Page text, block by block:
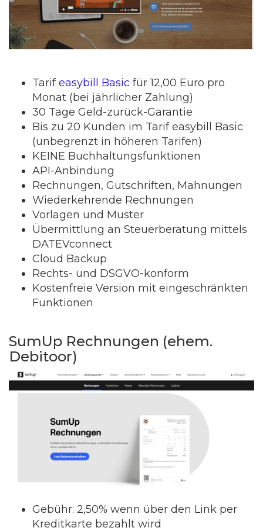
Tarifeasybill Basic für 12,00 Euro pro
Monat (bei jährlicher Zahlung)
30 Tage Geld-zurück-Garantie
Bis zu 20 Kunden im Tarif easybill Basic
(unbegrenzt in höheren Tarifen)
KEINE Buchhaltungsfunktionen
API-Anbindung
Rechnungen, Gutschriften, Mahnungen
Wiederkehrende Rechnungen
Vorlagen und Muster
Übermittlung an Steuerberatung mittels
DATEVconnect
Cloud Backup
Rechts- und DSGVO-konform
Kostenfreie Version mit eingeschränkten
Funktionen
SumUp Rechnungen (ehem.
Debitoor)
Gebühr: 2,50% wenn über den Link per
Kreditkarte bezahlt wird